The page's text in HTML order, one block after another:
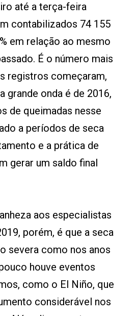
até a terça-feira
contabilizados 74 155
em relação ao mesmo
É o número mais
registros começaram,
grande onda é de 2016,
de queimadas nesse
a períodos de seca
e a prática de
gerar um saldo final
aos especialistas
porém, é que a seca
severa como nos anos
houve eventos
como o El Niño, que
considerável nos